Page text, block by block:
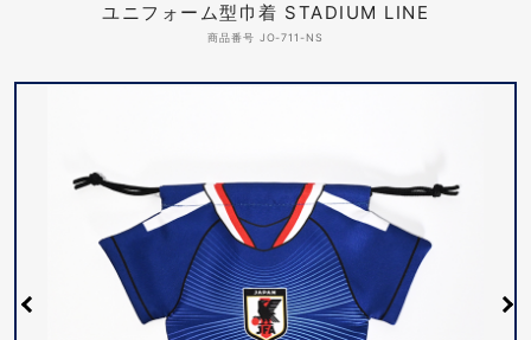
ユニフォーム型巾着 STADIUM LINE
商品番号 JO-711-NS